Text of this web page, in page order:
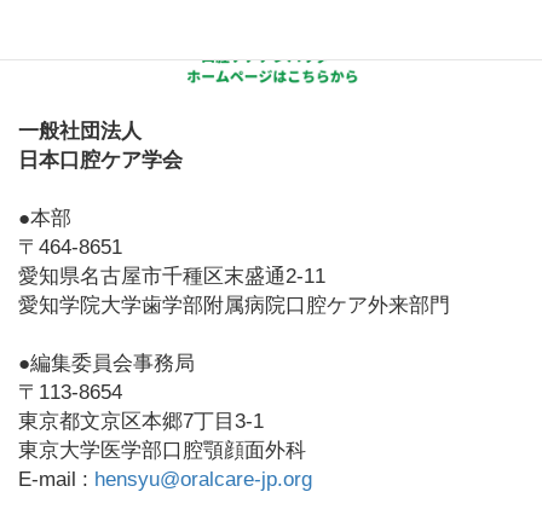
一般社団法人
日本口腔ケア学会
●本部
〒464-8651
愛知県名古屋市千種区末盛通2-11
愛知学院大学歯学部附属病院口腔ケア外来部門
●編集委員会事務局
〒113-8654
東京都文京区本郷7丁目3-1
東京大学医学部口腔顎顔面外科
E-mail : hensyu@oralcare-jp.org